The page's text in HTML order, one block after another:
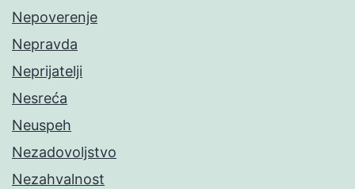
Nepoverenje
Nepravda
Neprijatelji
Nesreća
Neuspeh
Nezadovoljstvo
Nezahvalnost